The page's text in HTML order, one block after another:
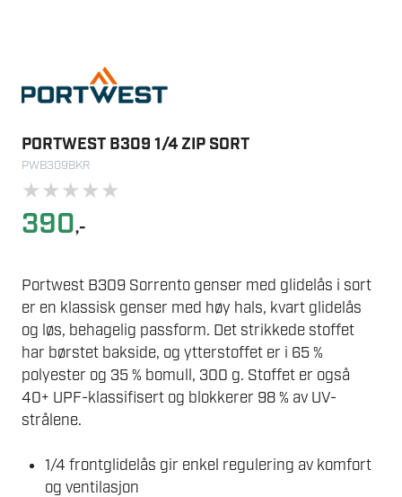
PORTWEST B309 1/4 ZIP SORT
PWB309BKR
★★★★★
390,-
Portwest B309 Sorrento genser med glidelås i sort
er en klassisk genser med høy hals, kvart glidelås
og løs, behagelig passform. Det strikkede stoffet
har børstet bakside, og ytterstoffet er i 65 %
polyester og 35 % bomull, 300 g. Stoffet er også
40+ UPF-klassifisert og blokkerer 98 % av UV-
strålene.
1/4 frontglidelås gir enkel regulering av komfort
og ventilasjon